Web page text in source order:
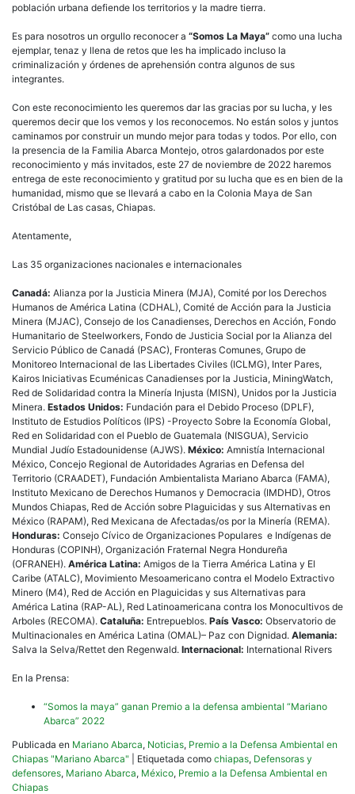
población urbana defiende los territorios y la madre tierra.
Es para nosotros un orgullo reconocer a “Somos La Maya” como una lucha
ejemplar, tenaz y llena de retos que les ha implicado incluso la
criminalización y órdenes de aprehensión contra algunos de sus
integrantes.
Con este reconocimiento les queremos dar las gracias por su lucha, y les
queremos decir que los vemos y los reconocemos. No están solos y juntos
caminamos por construir un mundo mejor para todas y todos. Por ello, con
la presencia de la Familia Abarca Montejo, otros galardonados por este
reconocimiento y más invitados, este 27 de noviembre de 2022 haremos
entrega de este reconocimiento y gratitud por su lucha que es en bien de la
humanidad, mismo que se llevará a cabo en la Colonia Maya de San
Cristóbal de Las casas, Chiapas.
Atentamente,
Las 35 organizaciones nacionales e internacionales
Canadá: Alianza por la Justicia Minera (MJA), Comité por los Derechos
Humanos de América Latina (CDHAL), Comité de Acción para la Justicia
Minera (MJAC), Consejo de los Canadienses, Derechos en Acción, Fondo
Humanitario de Steelworkers, Fondo de Justicia Social por la Alianza del
Servicio Público de Canadá (PSAC), Fronteras Comunes, Grupo de
Monitoreo Internacional de las Libertades Civiles (ICLMG), Inter Pares,
Kairos Iniciativas Ecuménicas Canadienses por la Justicia, MiningWatch,
Red de Solidaridad contra la Minería Injusta (MISN), Unidos por la Justicia
Minera. Estados Unidos: Fundación para el Debido Proceso (DPLF),
Instituto de Estudios Políticos (IPS) -Proyecto Sobre la Economía Global,
Red en Solidaridad con el Pueblo de Guatemala (NISGUA), Servicio
Mundial Judío Estadounidense (AJWS). México: Amnistía Internacional
México, Concejo Regional de Autoridades Agrarias en Defensa del
Territorio (CRAADET), Fundación Ambientalista Mariano Abarca (FAMA),
Instituto Mexicano de Derechos Humanos y Democracia (IMDHD), Otros
Mundos Chiapas, Red de Acción sobre Plaguicidas y sus Alternativas en
México (RAPAM), Red Mexicana de Afectadas/os por la Minería (REMA).
Honduras: Consejo Cívico de Organizaciones Populares e Indígenas de
Honduras (COPINH), Organización Fraternal Negra Hondureña
(OFRANEH). América Latina: Amigos de la Tierra América Latina y El
Caribe (ATALC), Movimiento Mesoamericano contra el Modelo Extractivo
Minero (M4), Red de Acción en Plaguicidas y sus Alternativas para
América Latina (RAP-AL), Red Latinoamericana contra los Monocultivos de
Arboles (RECOMA). Cataluña: Entrepueblos. País Vasco: Observatorio de
Multinacionales en América Latina (OMAL)– Paz con Dignidad. Alemania:
Salva la Selva/Rettet den Regenwald. Internacional: International Rivers
En la Prensa:
“Somos la maya” ganan Premio a la defensa ambiental “Mariano
Abarca” 2022
Publicada en Mariano Abarca, Noticias, Premio a la Defensa Ambiental en
Chiapas "Mariano Abarca"
Etiquetada como chiapas, Defensoras y
defensores, Mariano Abarca, México, Premio a la Defensa Ambiental en
Chiapas